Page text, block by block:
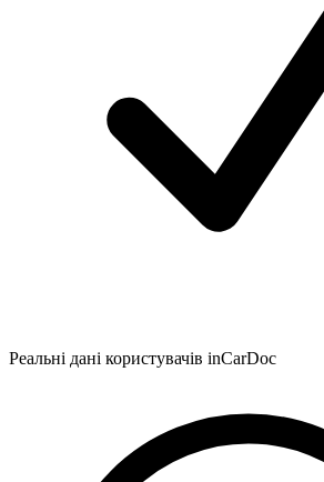
Реальні дані користувачів inCarDoc